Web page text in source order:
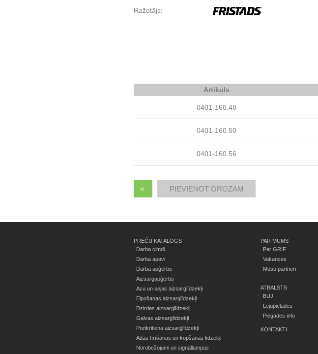
Ražotājs:
Artikuls
0401-160.48
0401-160.50
0401-160.56
<
PREČU KATALOGS
Darba cimdi
Darba apavi
Darba apģērbs
Aizsargapģērbs
Acu un sejas aizsarglīdzekļi
Elpošanas aizsarglīdzekļi
Dzirdes aizsarglīdzekļi
Galvas aizsarglīdzekļi
Pretkritiena aizsarglīdzekļi
Ādas tīrīšanas un kopšanas līdzekļi
Norobežojumi un signāllampas
PAR MUMS
Par GRIF
Vakances
Mūsu partneri
ATBALSTS
BUJ
Lejupielādes
Piegādes info
KONTAKTI